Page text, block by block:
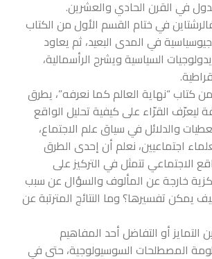
في القرن الحادي والعشرين.
في ختام القسم الأول من الكتاب
في المدى البعيد، ثم يعاود
السياسية ويشرح الرأسمالية،
كتاب “نهاية العالم كما نعرفه”، يطرق
ليعرّف القرّاء على كيفية تحليل الواقع
والدلائل في سياق علم الاجتماع،
اجتماعيين، نعلم أن إحدى الطرق
الاجتماعي تتمثل في التركيز على
خارجة عن المألوف والسؤال عن سبب
يمكن تفسيرها؟ وما النتائج المترتبة عن
التمايز أو التفاضل أحد المفاهيم
المصطلحات السوسيولوجية، حتى في